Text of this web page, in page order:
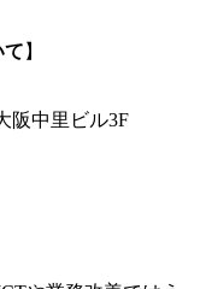
て 】
阪中⾥ビル3F